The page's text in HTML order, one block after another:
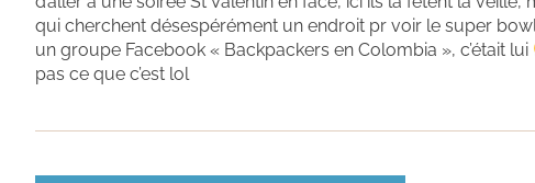
qui cherchent désespérément un endroit pr voir le super
un groupe Facebook « Backpackers en Colombia », c’était lui
pas ce que c’est lol